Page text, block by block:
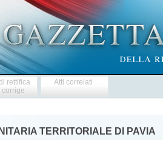
rettifica
corrige
Atti correlati
TERRITORIALE DI PAVIA